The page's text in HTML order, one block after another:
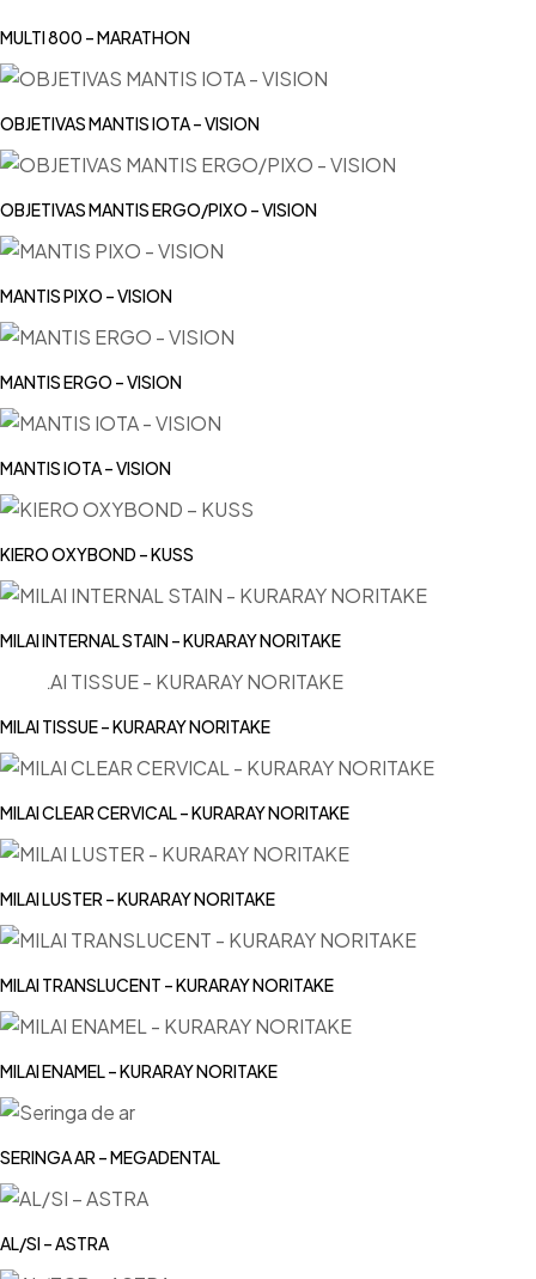
MULTI 800 – MARATHON
OBJETIVAS MANTIS IOTA – VISION
OBJETIVAS MANTIS ERGO/PIXO – VISION
MANTIS PIXO – VISION
MANTIS ERGO – VISION
MANTIS IOTA – VISION
KIERO OXYBOND – KUSS
MILAI INTERNAL STAIN – KURARAY NORITAKE
MILAI TISSUE – KURARAY NORITAKE
MILAI CLEAR CERVICAL – KURARAY NORITAKE
MILAI LUSTER – KURARAY NORITAKE
MILAI TRANSLUCENT – KURARAY NORITAKE
MILAI ENAMEL – KURARAY NORITAKE
SERINGA AR – MEGADENTAL
AL/SI – ASTRA